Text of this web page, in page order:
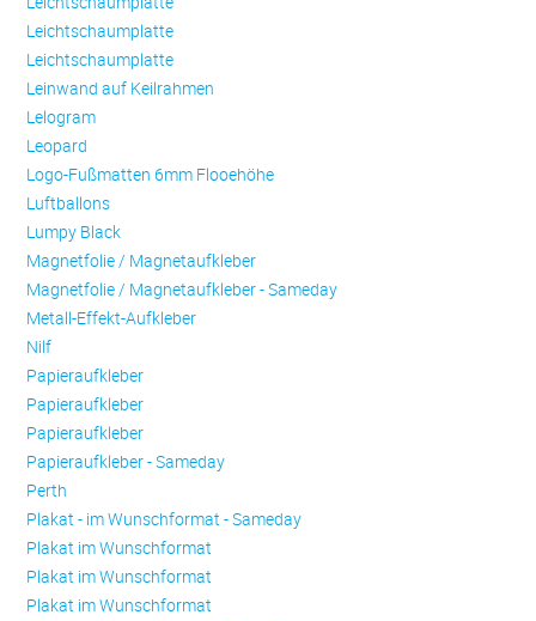
Leichtschaumplatte
Leichtschaumplatte
Leinwand auf Keilrahmen
Lelogram
Leopard
Logo-Fußmatten 6mm Flooehöhe
Luftballons
Lumpy Black
Magnetfolie / Magnetaufkleber
Magnetfolie / Magnetaufkleber - Sameday
Metall-Effekt-Aufkleber
Nilf
Papieraufkleber
Papieraufkleber
Papieraufkleber
Papieraufkleber - Sameday
Perth
Plakat - im Wunschformat - Sameday
Plakat im Wunschformat
Plakat im Wunschformat
Plakat im Wunschformat